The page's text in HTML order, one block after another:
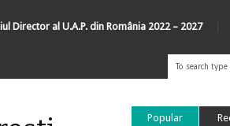
Director al U.A.P. din România 2022 – 2027
Popular